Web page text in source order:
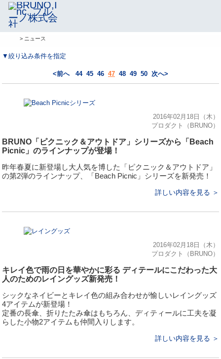
> ニュース
▼絞り込み条件を指定
<前へ 44 45 46 47 48 49 50 次へ>
2016年02月18日（木）
プロダクト（BRUNO）
BRUNO「ピクニック＆アウトドア」シリーズから「Beach
Picnic」のラインナップが登場！
昨年春夏に新登場し大人気を博した「ピクニック＆アウトドア」
の第2弾のラインナップ、「Beach Picnic」シリーズを新発売！
詳しい内容を見る ＞
2016年02月18日（木）
プロダクト（BRUNO）
キレイ色で雨の日を華やかに彩る ディテールにこだわった大
人のためのレイングッズ新発売！
シックなネイビーとキレイ色の組み合わせが愉しいレイングッズ
4アイテムが新登場！
定番の長傘、折りたたみ傘はもちろん、ディティールに工夫を凝
らした小物2アイテムも仲間入りします。
詳しい内容を見る ＞